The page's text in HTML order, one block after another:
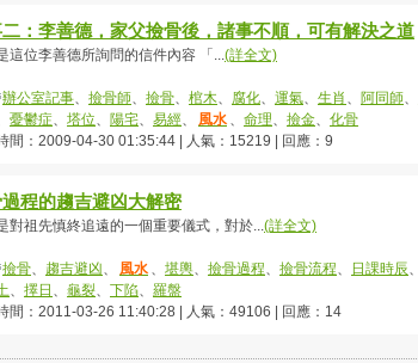
：李善德，家父撿骨後，諸事不順，可有解決之道
這位李善德所詢問的信件內容 「...(詳全文)
辦公室記事、 撿骨師、 撿骨、 棺木、 腐化、 運氣、 生肖 、 阿同師、
憂鬱症、 塔位、 陽宅、 易經、 風水 、 命理、 撿金、 化骨
間：2009-04-30 01:35:44 | 人氣：15219 | 回應：9
程的趨吉避凶大解密
對祖先慎終追遠的一個重要儀式，對於...(詳全文)
撿骨、 趨吉避凶、 風水 、 堪輿、 撿骨過程、 撿骨流程、 日課時辰、
、 擇日 、 龜裂、 下陷、 羅盤
間：2011-03-26 11:40:28 | 人氣：49106 | 回應：14